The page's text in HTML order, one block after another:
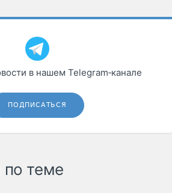
в нашем Telegram‑канале
ПОДПИСАТЬСЯ
теме